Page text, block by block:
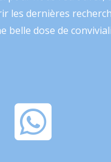
les dernières
belle dose de
